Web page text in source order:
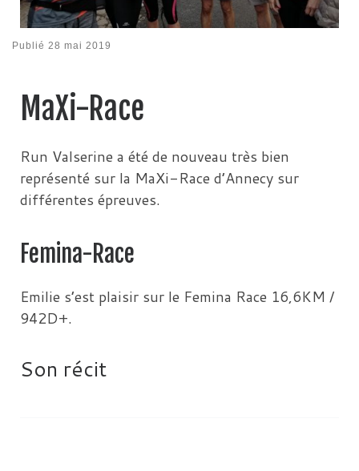
Publié 28 mai 2019
MaXi-Race
Run Valserine a été de nouveau très bien
représenté sur la MaXi-Race d’Annecy sur
différentes épreuves.
Femina-Race
Emilie s’est plaisir sur le Femina Race 16,6KM /
942D+.
Son récit